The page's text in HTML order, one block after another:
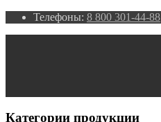
Телефоны: 8 800 301-44-88
Категории продукции